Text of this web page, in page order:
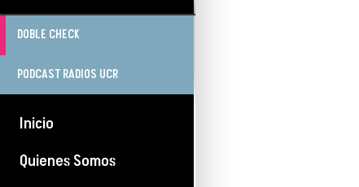
DOBLE CHECK
PODCAST RADIOS UCR
Inicio
Quienes Somos